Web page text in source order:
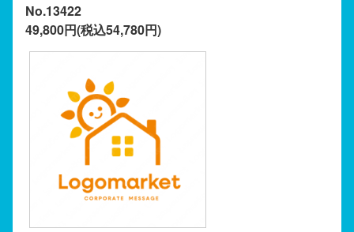
No.13422
49,800円(税込54,780円)